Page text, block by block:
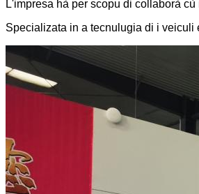
L'impresa hà per scopu di collaborà
Specializata in a tecnulugia di i veiculi